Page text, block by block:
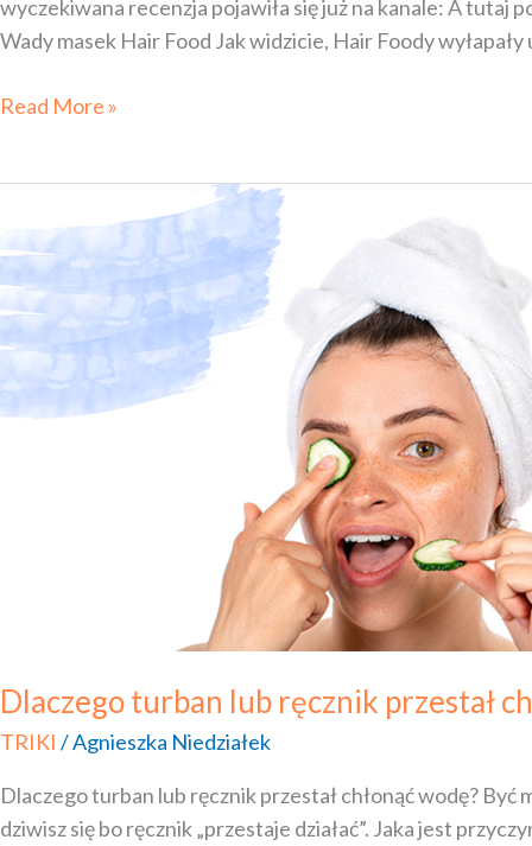
wyczekiwana recenzja pojawiła się już na kanale: A tutaj
Wady masek Hair Food Jak widzicie, Hair Foody
Read More »
Dlaczego turban lub ręcznik przestał
TRIKI /Agnieszka Niedziałek
Dlaczego turban lub ręcznik przestał chłonąć wodę?
dziwisz się bo ręcznik „przestaje działać”. Jaka jest
turban
lub
ręcznik
przestał
chłonąć
wodę